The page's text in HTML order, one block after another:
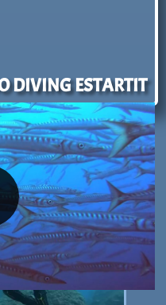
DIVING ESTARTIT